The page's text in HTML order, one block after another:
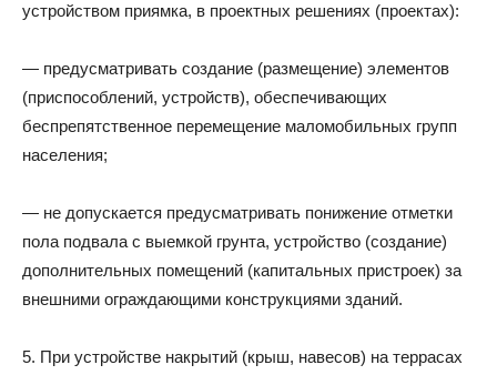
устройством приямка, в проектных решениях (проектах):
— предусматривать создание (размещение) элементов
(приспособлений, устройств), обеспечивающих
беспрепятственное перемещение маломобильных групп
населения;
— не допускается предусматривать понижение отметки
пола подвала с выемкой грунта, устройство (создание)
дополнительных помещений (капитальных пристроек) за
внешними ограждающими конструкциями зданий.
5. При устройстве накрытий (крыш, навесов) на террасах